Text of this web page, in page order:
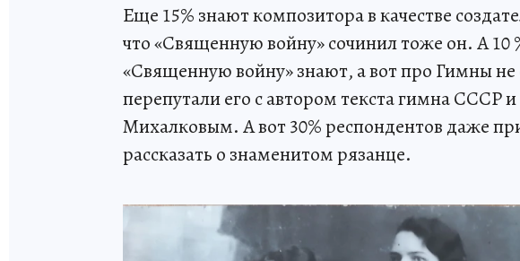
Еще 15% знают композитора в качестве
что «Священную войну» сочинил тоже он. А 10
«Священную войну» знают, а вот про Гимны
перепутали его с автором текста гимна СССР
Михалковым. А вот 30% респондентов даже
рассказать о знаменитом рязанце.